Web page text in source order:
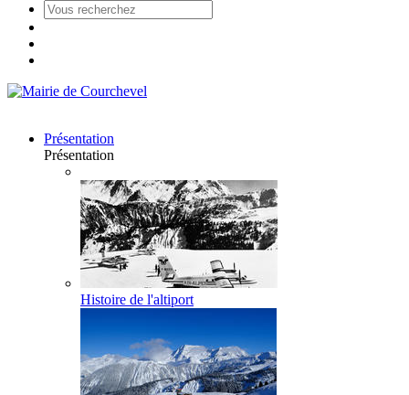
Présentation
Présentation
Histoire de l'altiport